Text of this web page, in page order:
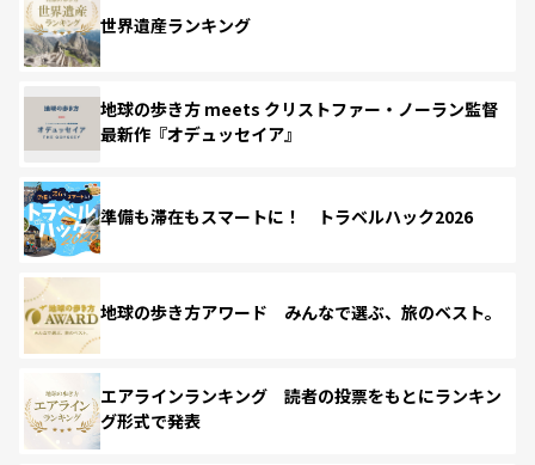
世界遺産ランキング
地球の歩き方 meets クリストファー・ノーラン監督
最新作『オデュッセイア』
準備も滞在もスマートに！ トラベルハック2026
地球の歩き方アワード みんなで選ぶ、旅のベスト。
エアラインランキング 読者の投票をもとにランキン
グ形式で発表